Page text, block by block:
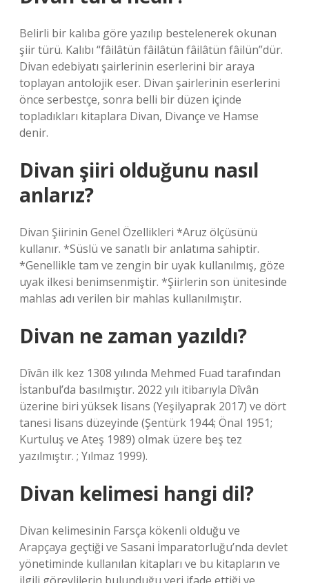
Belirli bir kalıba göre yazılıp bestelenerek okunan
şiir türü. Kalıbı “fâilâtün fâilâtün fâilâtün fâilün”dür.
Divan edebiyatı şairlerinin eserlerini bir araya
toplayan antolojik eser. Divan şairlerinin eserlerini
önce serbestçe, sonra belli bir düzen içinde
topladıkları kitaplara Divan, Divançe ve Hamse
denir.
Divan şiiri olduğunu nasıl
anlarız?
Divan Şiirinin Genel Özellikleri *Aruz ölçüsünü
kullanır. *Süslü ve sanatlı bir anlatıma sahiptir.
*Genellikle tam ve zengin bir uyak kullanılmış, göze
uyak ilkesi benimsenmiştir. *Şiirlerin son ünitesinde
mahlas adı verilen bir mahlas kullanılmıştır.
Divan ne zaman yazıldı?
Dîvân ilk kez 1308 yılında Mehmed Fuad tarafından
İstanbul’da basılmıştır. 2022 yılı itibarıyla Dîvân
üzerine biri yüksek lisans (Yeşilyaprak 2017) ve dört
tanesi lisans düzeyinde (Şentürk 1944; Önal 1951;
Kurtuluş ve Ateş 1989) olmak üzere beş tez
yazılmıştır. ; Yılmaz 1999).
Divan kelimesi hangi dil?
Divan kelimesinin Farsça kökenli olduğu ve
Arapçaya geçtiği ve Sasani İmparatorluğu’nda devlet
yönetiminde kullanılan kitapları ve bu kitapların ve